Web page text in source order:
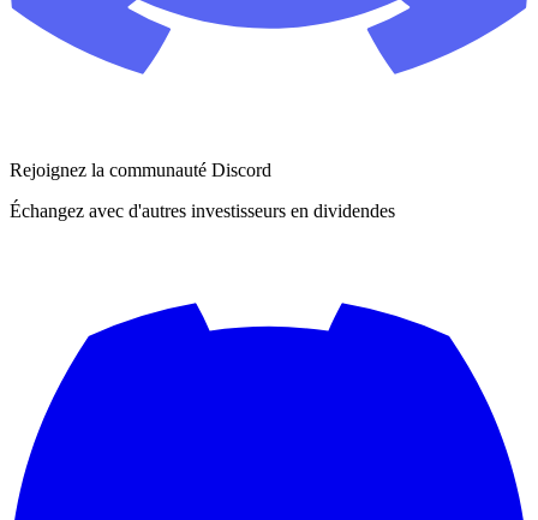
Rejoignez la communauté Discord
Échangez avec d'autres investisseurs en dividendes